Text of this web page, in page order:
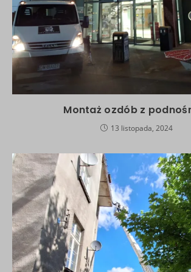
Montaż ozdób z
13 listopada, 2024